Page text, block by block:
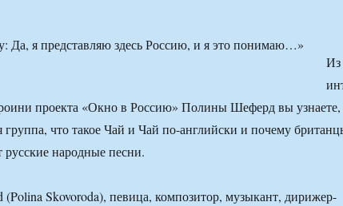
Из
проекта «Окно в Россию» Полины Шеферд вы узнаете,
группа, что такое Чай и Чай по-английски и почему
народные песни.
(Polina Skovoroda), певица, композитор, музыкант, дирижер-